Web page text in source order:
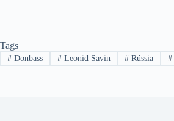
Tags
#Donbass #Leonid Savin # Rússia #